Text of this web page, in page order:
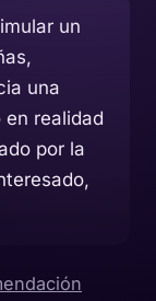
un
una
realidad
por la